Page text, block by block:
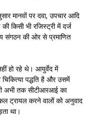
मानवों पर दवा, उपचार आदि
किसी भी रजिस्ट्री में दर्ज
संगठन की ओर से प्रमाणित
हो रहे थे। आयुर्वेद में
पद्धति है और उसमें
अभी तक सीटीआरआई का
ट्रायल करने वालों को अनुवाद
था।